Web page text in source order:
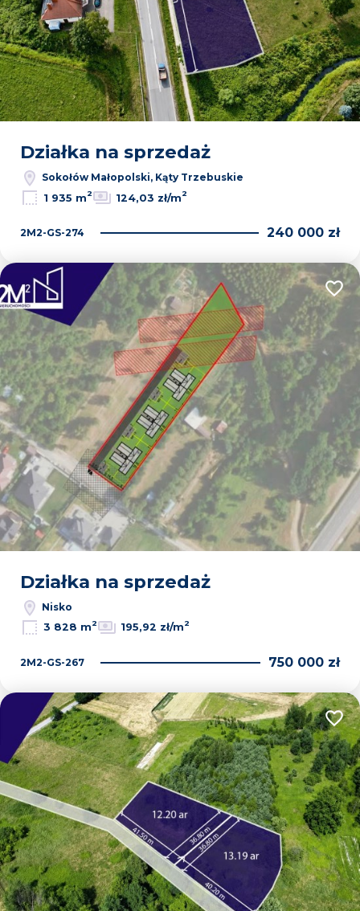
Działka na sprzedaż
Sokołów Małopolski, Kąty Trzebuskie
1 935 m2 124,03 zł/m2
2M2-GS-274 240 000 zł
Działka na sprzedaż
Nisko
3 828 m2 195,92 zł/m2
2M2-GS-267 750 000 zł